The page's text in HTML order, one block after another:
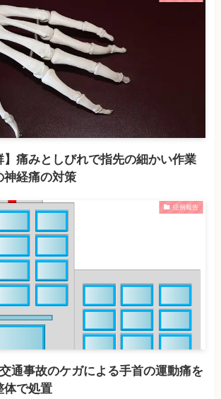
】痛みとしびれで指先の細かい作業
神経痛の対策
症例報告
交通事故のケガによる手首の運動痛を
体で処置